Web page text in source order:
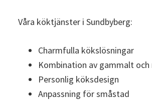
Våra köktjänster i Sundbyberg:
Charmfulla kökslösningar
Kombination av gammalt
Personlig köksdesign
Anpassning för småstad